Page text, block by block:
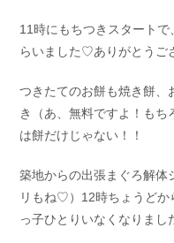
11時にもちつきスタート
らいました♡ありがとうご
つきたてのお餅も焼き餅、
き（あ、無料ですよ！もち
は餅だけじゃない！！
築地からの出張まぐろ解体
リもね♡）12時ちょうどか
っ子ひとりいなくなりまし